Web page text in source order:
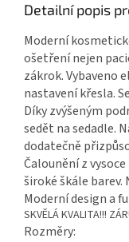
Detailní popis
Moderní
ošetření nejen
zákrok. Vybaveno
nastavení křesla.
Díky zvýšeným
sedět na sedadle.
dodatečně
Čalounění z
široké škále barev.
Moderní design a
SKVĚLÁ KVALITA!!!
Rozměry: